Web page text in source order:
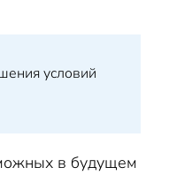
условий
в будущем